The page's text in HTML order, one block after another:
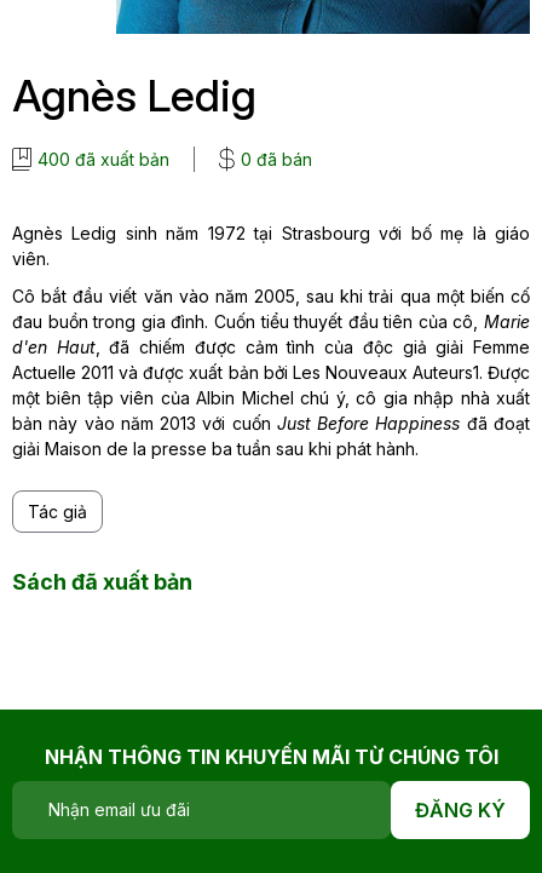
Agnès Ledig
400 đã xuất bản 0 đã bán
Agnès Ledig sinh năm 1972 tại Strasbourg với bố mẹ là giáo
viên.
Cô bắt đầu viết văn vào năm 2005, sau khi trải qua một biến cố
đau buồn trong gia đình. Cuốn tiểu thuyết đầu tiên của cô, Marie
d'en Haut, đã chiếm được cảm tình của độc giả giải Femme
Actuelle 2011 và được xuất bản bởi Les Nouveaux Auteurs1. Được
một biên tập viên của Albin Michel chú ý, cô gia nhập nhà xuất
bản này vào năm 2013 với cuốn Just Before Happiness đã đoạt
giải Maison de la presse ba tuần sau khi phát hành.
Tác giả
Sách đã xuất bản
NHẬN THÔNG TIN KHUYẾN MÃI TỪ CHÚNG TÔI
ĐĂNG KÝ